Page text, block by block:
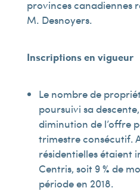
provinces canadiennes
M. Desnoyers.
Inscriptions en vigueur
Le nombre de
poursuivi sa
diminution de l’offre
trimestre consécutif.
résidentielles étaient
Centris, soit 9 % de
période en 2018.